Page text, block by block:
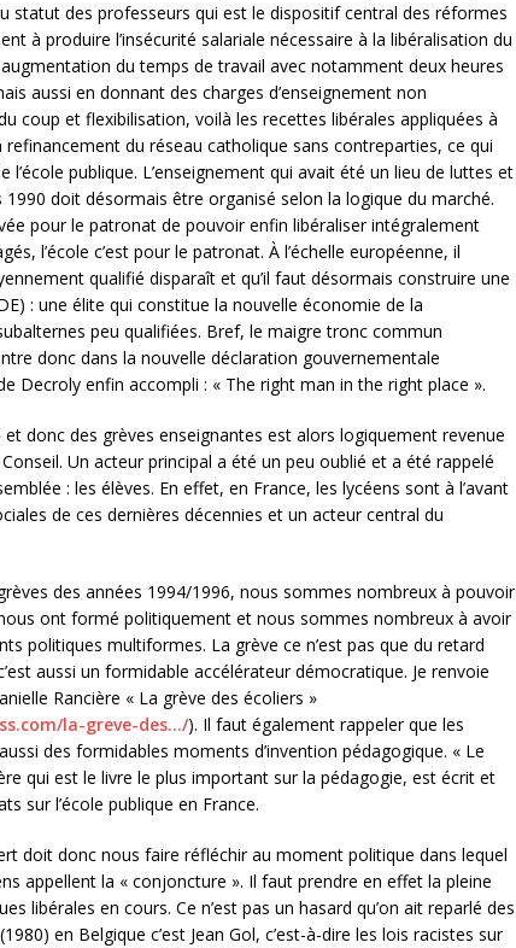
statut des professeurs qui est le dispositif central des réformes
à produire l’insécurité salariale nécessaire à la libéralisation du
du temps de travail avec notamment deux heures
aussi en donnant des charges d’enseignement non
coup et flexibilisation, voilà les recettes libérales appliquées à
refinancement du réseau catholique sans contreparties, ce qui
publique. L’enseignement qui avait été un lieu de luttes et
doit désormais être organisé selon la logique du marché.
pour le patronat de pouvoir enfin libéraliser intégralement
l’école c’est pour le patronat. À l’échelle européenne, il
qualifié disparaît et qu’il faut désormais construire une
: une élite qui constitue la nouvelle économie de la
peu qualifiées. Bref, le maigre tronc commun
donc dans la nouvelle déclaration gouvernementale
Decroly enfin accompli : « The right man in the right place ».
donc des grèves enseignantes est alors logiquement revenue
Un acteur principal a été un peu oublié et a été rappelé
: les élèves. En effet, en France, les lycéens sont à l’avant
de ces dernières décennies et un acteur central du
des années 1994/1996, nous sommes nombreux à pouvoir
ont formé politiquement et nous sommes nombreux à avoir
politiques multiformes. La grève ce n’est pas que du retard
aussi un formidable accélérateur démocratique. Je renvoie
Rancière « La grève des écoliers »
la-greve-des…/). Il faut également rappeler que les
des formidables moments d’invention pédagogique. « Le
qui est le livre le plus important sur la pédagogie, est écrit et
sur l’école publique en France.
doit donc nous faire réfléchir au moment politique dans lequel
appellent la « conjoncture ». Il faut prendre en effet la pleine
libérales en cours. Ce n’est pas un hasard qu’on ait reparlé des
en Belgique c’est Jean Gol, c’est-à-dire les lois racistes sur